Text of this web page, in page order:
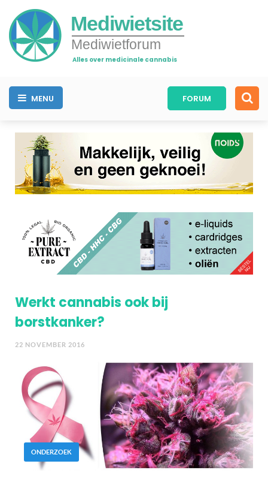
Mediwietsite
Mediwietforum
Alles over medicinale cannabis
MENU FORUM
Werkt cannabis ook bij
borstkanker?
22 NOVEMBER 2016
ONDERZOEK